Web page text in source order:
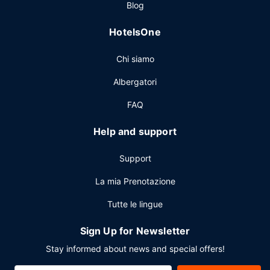
Potrai usufruire di un business center, quotidiani gratuiti
secco. Stai pianificando un evento a Garudeshwar? Presso
con un'area per conferenze e una sala riunioni. Gli ospiti
potranno usufruire di un servizio navetta dalla stazione a
Blog
HotelsOne
Chi siamo
Albergatori
FAQ
Help and support
Support
La mia Prenotazione
Tutte le lingue
Sign Up for Newsletter
Stay informed about news and special offers!